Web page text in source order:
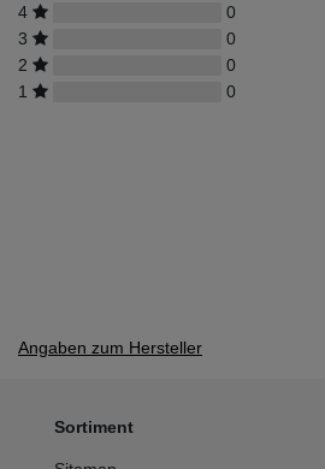
4
0
3
0
2
0
1
0
Angaben zum Hersteller
Sortiment